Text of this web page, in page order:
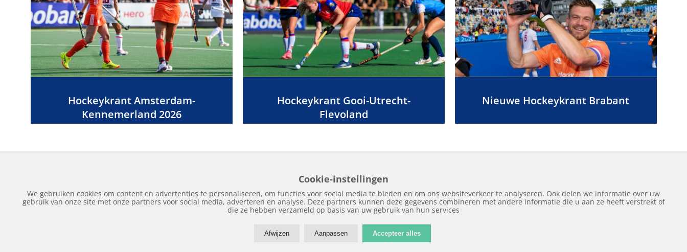
Hockeykrant Amsterdam-
Kennemerland 2026
Hockeykrant Gooi-Utrecht-
Flevoland
Nieuwe Hockeykrant Brabant
Home Edities Over Hockeykrant Adverteren Contact Nieuws Archief
Copyright © 2018 | Hockeykrant.nl | Realisatie:Site Online
Cookie-instellingen
We gebruiken cookies om content en advertenties te personaliseren, om functies voor social media te bieden en om ons websiteverkeer te analyseren. Ook delen we informatie over uw
gebruik van onze site met onze partners voor social media, adverteren en analyse. Deze partners kunnen deze gegevens combineren met andere informatie die u aan ze heeft verstrekt of
die ze hebben verzameld op basis van uw gebruik van hun services
Afwijzen Aanpassen Accepteer alles